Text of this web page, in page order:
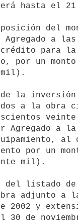
hasta el 21
del
a
para la
por un monto
mil).
de la
a la obra
Agregado a
al
por un
mil).
del listado
adjunto a
2002 y
de